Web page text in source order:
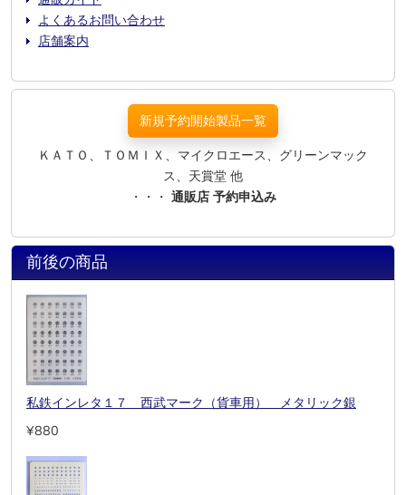
よくあるお問い合わせ
店舗案内
新規予約開始製品一覧
ＫＡＴＯ、ＴＯＭＩＸ、マイクロエース、グリーンマック
ス、天賞堂 他
・・・ 通販店 予約申込み
前後の商品
私鉄インレタ１７ 西武マーク（貨車用） メタリック銀
¥880